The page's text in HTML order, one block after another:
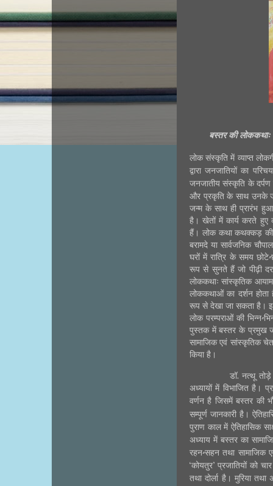
बस्तर की
लोक संस्कृति में व्याप्त
द्वारा जनजातियों का
जनजातीय संस्कृति के
और प्रकृति के साथ उनके
जन्म के साथ ही प्रारंभ हुआ
है। खेतों में कार्य करते हुए
हैं। लोक कथा कथक्कड़ की
बरामदे या सार्वजनिक
घरों में रात्रि के समय
रूप से सुनते हैं जो पीढ़ी
लोककथाः सांस्कृतिक
लोककथाओं का दर्शन
रूप से देखा जा सकता है।
लोक परम्पराओं की भिन्न-
पुस्तक में बस्तर के प्रमुख
सामाजिक एवं सांस्कृतिक
किया है।
डॉ. नत्थू तोड़े
अध्यायों में विभाजित है।
वर्णन है जिसमें बस्तर की
सम्पूर्ण जानकारी है।
पुराण काल में ऐतिहासिक
अध्याय में बस्तर का
रहन-सहन तथा सामाजिक
‘कोयतुर’ प्रजातियों को
तथा दोर्ला है। मुरिया